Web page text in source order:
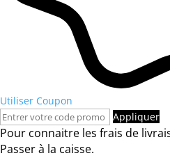
Utiliser Coupon
Appliquer
Pour connaitre les frais de
Passer à la caisse.